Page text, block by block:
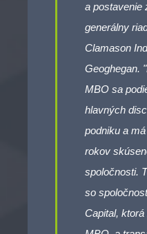
a postavenie
generálny
Clamason
Geoghegan.
MBO sa
hlavných
podniku a
rokov
spoločnosti.
so
Capital,